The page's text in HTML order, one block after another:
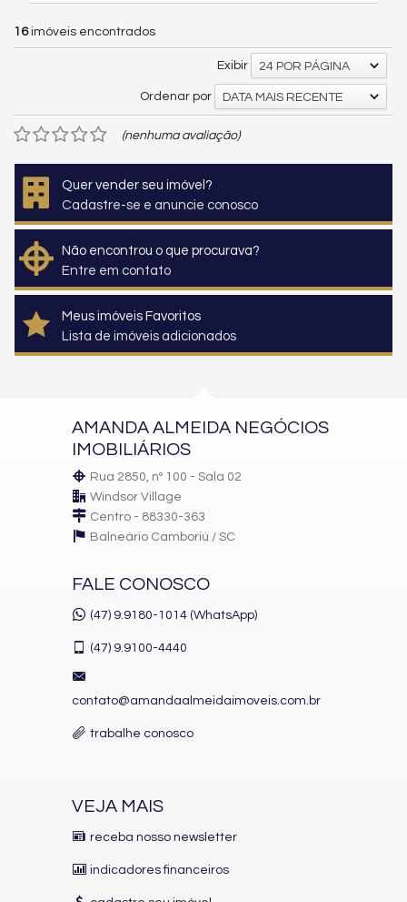
16imóveis encontrados
Exibir 24 POR PÁGINA
Ordenar por DATA MAIS RECENTE
(nenhuma avaliação)
Quer vender seu imóvel?
Cadastre-se e anuncie conosco
Não encontrou o que procurava?
Entre em contato
Meus imóveis Favoritos
Lista de imóveis adicionados
AMANDA ALMEIDA NEGÓCIOS
IMOBILIÁRIOS
Rua 2850, nº 100 - Sala 02
Windsor Village
Centro - 88330-363
Balneário Camboriú / SC
FALE CONOSCO
(47) 9.9180-1014 (WhatsApp)
(47) 9.9100-4440
contato@amandaalmeidaimoveis.com.br
trabalhe conosco
VEJA MAIS
receba nosso newsletter
indicadores financeiros